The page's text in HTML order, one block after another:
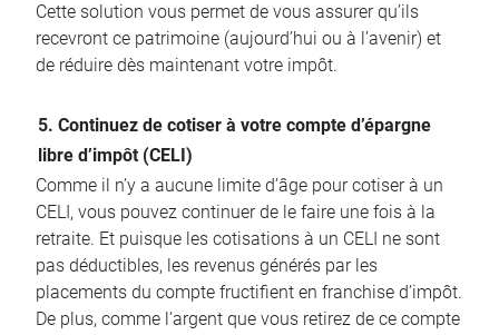
Cette solution vous permet de vous assurer qu’ils
recevront ce patrimoine (aujourd’hui ou à l’avenir) et
de réduire dès maintenant votre impôt.
5. Continuez de cotiser à votre compte d’épargne
libre d’impôt (CELI)
Comme il n’y a aucune limite d’âge pour cotiser à un
CELI, vous pouvez continuer de le faire une fois à la
retraite. Et puisque les cotisations à un CELI ne sont
pas déductibles, les revenus générés par les
placements du compte fructifient en franchise d’impôt.
De plus, comme l’argent que vous retirez de ce compte